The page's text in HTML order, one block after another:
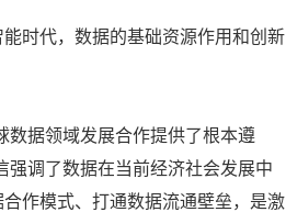
时代，数据的基础资源作用和创新
数据领域发展合作提供了根本遵
强调了数据在当前经济社会发展中
作模式、打通数据流通壁垒，是激